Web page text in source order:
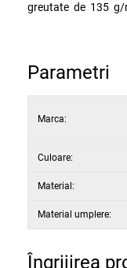
greutate de 135 g/
temperatură
vor completa
Parametri
Marca:
Culoare:
Material:
Material umplere:
Îngrijirea